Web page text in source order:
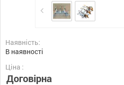
Наявність:
В наявності
Ціна :
Договірна